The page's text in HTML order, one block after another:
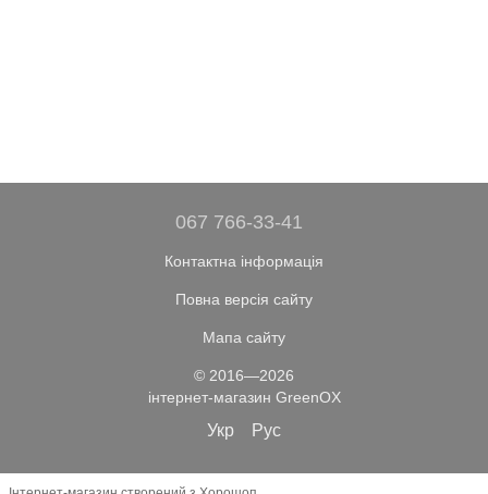
067 766-33-41
Контактна інформація
Повна версія сайту
Мапа сайту
© 2016—2026
інтернет-магазин GreenOX
Укр Рус